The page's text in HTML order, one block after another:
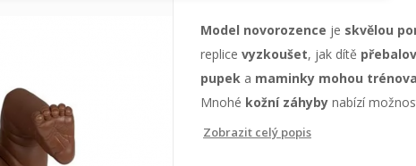
Model novorozence je skvělou
replice vyzkoušet, jak dítě
pupek a maminky mohou
Mnohé kožní záhyby nabízí
Zobrazit celý popis